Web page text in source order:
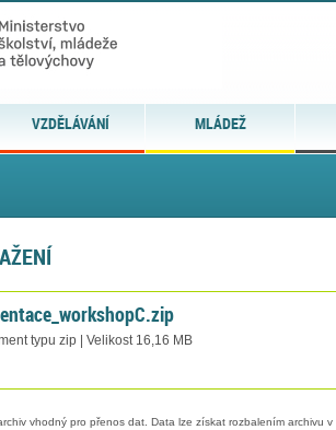
VZDĚLÁVÁNÍ MLÁDEŽ
typu zip | Velikost 16,16 MB
vhodný pro přenos dat. Data lze získat rozbalením archivu